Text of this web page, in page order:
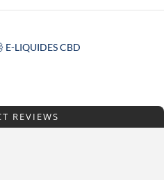
E-LIQUIDES CBD
REVIEWS